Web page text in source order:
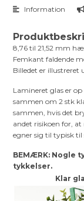
Information
8,76 til 21,52 mm
Femkant faldende
Billedet er illustreret
Lamineret glas er
sammen om 2 stk
sammen, hvis det
andet risikoen for,
egner sig til typisk
BEMÆRK: Nogle
tykkelser.
Klar